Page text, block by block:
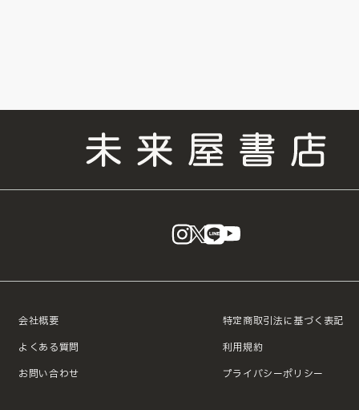
instagram
X LINE
会社概要
よくある質問
お問い合わせ
特定商取引法に基づく表記
利用規約
プライバシーポリシー